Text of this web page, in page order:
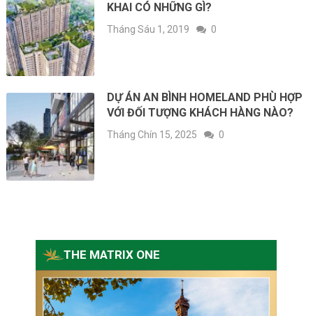
KHAI CÓ NHỮNG GÌ?
Tháng Sáu 1, 2019 0
DỰ ÁN AN BÌNH HOMELAND PHÙ HỢP
VỚI ĐỐI TƯỢNG KHÁCH HÀNG NÀO?
Tháng Chín 15, 2025 0
THE MATRIX ONE